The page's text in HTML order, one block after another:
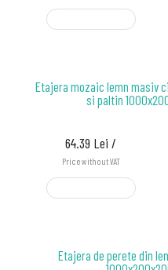
Etajera mozaic lemn masiv
si paltin
64.39 Lei /
Price without VAT
Etajera de perete din